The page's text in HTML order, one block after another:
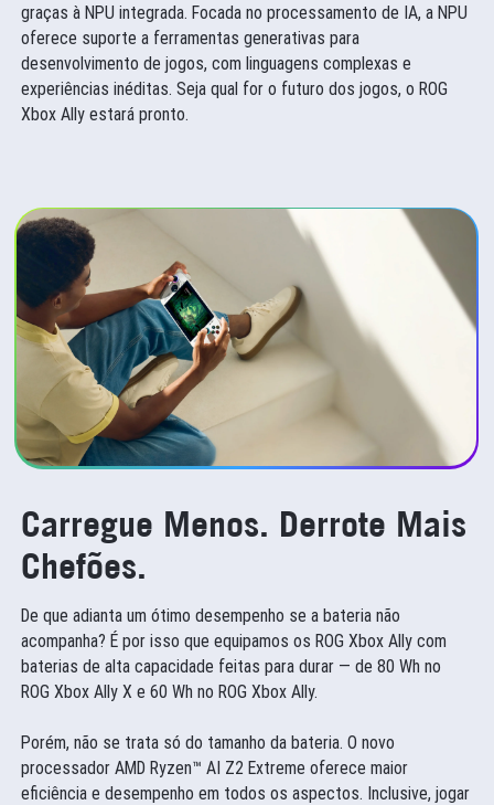
Instale e Gerencie Aplicativos
Graças ao Windows, o Ally permite descobrir, instalar e
gerenciar facilmente uma ampla variedade de aplicativos,
desde jogos e plataformas de streaming até ferramentas de
produtividade e criação.
graças à NPU integrada. Focada no processamento de IA, a NPU
oferece suporte a ferramentas generativas para
desenvolvimento de jogos, com linguagens complexas e
experiências inéditas. Seja qual for o futuro dos jogos, o ROG
Xbox Ally estará pronto.
Carregue Menos. Derrote Mais
Chefões.
De que adianta um ótimo desempenho se a bateria não
acompanha? É por isso que equipamos os ROG Xbox Ally com
baterias de alta capacidade feitas para durar — de 80 Wh no
ROG Xbox Ally X e 60 Wh no ROG Xbox Ally.
Porém, não se trata só do tamanho da bateria. O novo
processador AMD Ryzen™ AI Z2 Extreme oferece maior
eficiência e desempenho em todos os aspectos. Inclusive, jogar